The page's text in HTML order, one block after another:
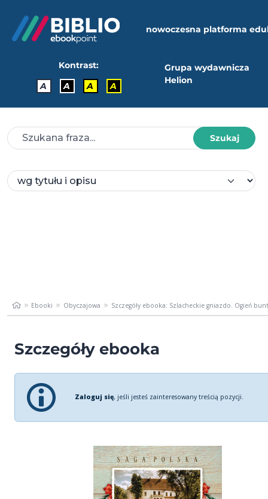
nowoczesna platforma
Kontrast:
A
A A A
Grupa wydawnicza
Helion
Szukaj
Ebooki Obyczajowa Szczegóły ebooka: Szlacheckie gniazdo. Ogień
Szczegóły ebooka
Zaloguj się, jeśli jesteś zainteresowany treścią pozycji.